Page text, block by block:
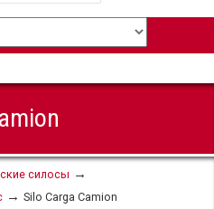
силосы →
→ Silo Carga Camion